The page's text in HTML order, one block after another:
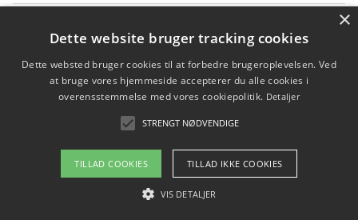
klimaændringer
Hvordan citater om fossile brændstoffer kan ændre
Copyright 2026 - Pilanto Aps
Om / kontakt
×
Dette website bruger tracking cookies
Dette websted bruger cookies til at forbedre brugeroplevelsen. Ved
at bruge vores hjemmeside accepterer du alle cookies i
overensstemmelse med vores cookiepolitik. Detaljer
STRENGT NØDVENDIGE
TILLAD COOKIES TILLAD IKKE COOKIES
VIS DETALJER